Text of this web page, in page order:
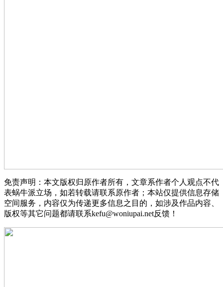
免责声明：本文版权归原作者所有，文章系作者个人观点不代
表蜗牛派立场，如若转载请联系原作者；本站仅提供信息存储
空间服务，内容仅为传递更多信息之目的，如涉及作品内容、
版权等其它问题都请联系kefu@woniupai.net反馈！